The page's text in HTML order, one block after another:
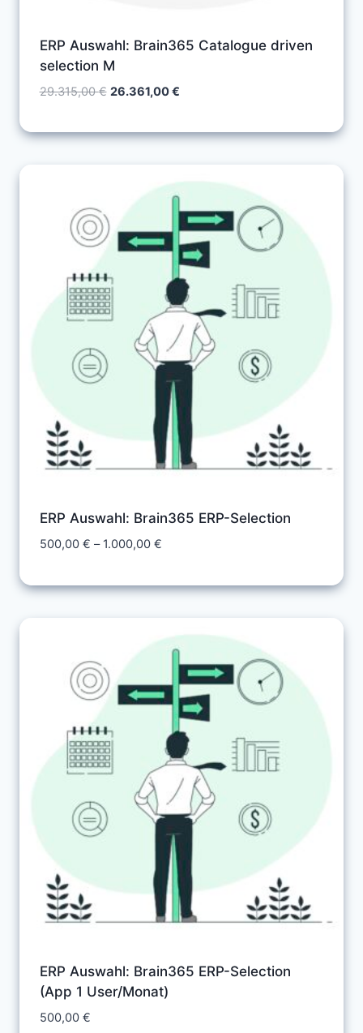
ERP Auswahl: Brain365 Catalogue driven
selection M
29.315,00€ Ursprünglicher
26.361,00€Aktueller
ERP Auswahl: Brain365 ERP-Selection
500,00 € – 1.000,00 €Preisspanne:
ERP Auswahl: Brain365 ERP-Selection
(App 1 User/Monat)
500,00 €